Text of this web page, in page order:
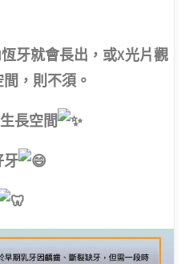
牙就會長出，或X光片觀
，則不須。
長空間
牙